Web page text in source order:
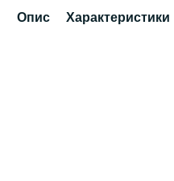
Опис
Характеристики